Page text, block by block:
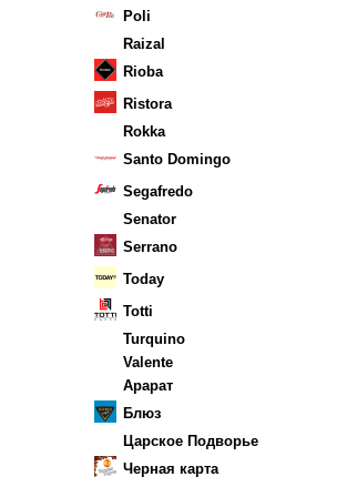
Poli
Raizal
Rioba
Ristora
Rokka
Santo Domingo
Segafredo
Senator
Serrano
Today
Totti
Turquino
Valente
Арарат
Блюз
Царское Подворье
Черная карта